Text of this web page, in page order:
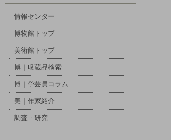
情報センター
博物館トップ
美術館トップ
博｜収蔵品検索
博｜学芸員コラム
美｜作家紹介
調査・研究